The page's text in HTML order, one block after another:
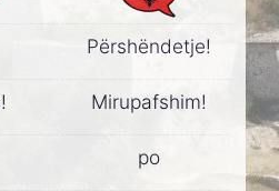
Përshëndetje!
Mirupafshim!
po